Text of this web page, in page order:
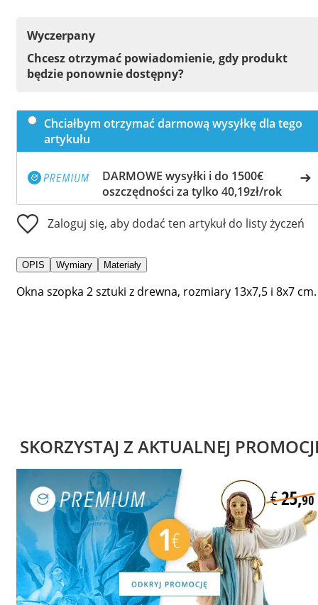
Wyczerpany
Chcesz otrzymać powiadomienie, gdy produkt
będzie ponownie dostępny?
Chciałbym otrzymać darmową wysyłkę dla tego
artykułu
DARMOWE wysyłki i do 1500€
oszczędności za tylko 40,19zł/rok
Zaloguj się, aby dodać ten artykuł do listy życzeń
OPIS Wymiary Materiały
Okna szopka 2 sztuki z drewna, rozmiary 13x7,5 i 8x7 cm.
SKORZYSTAJ Z AKTUALNEJ